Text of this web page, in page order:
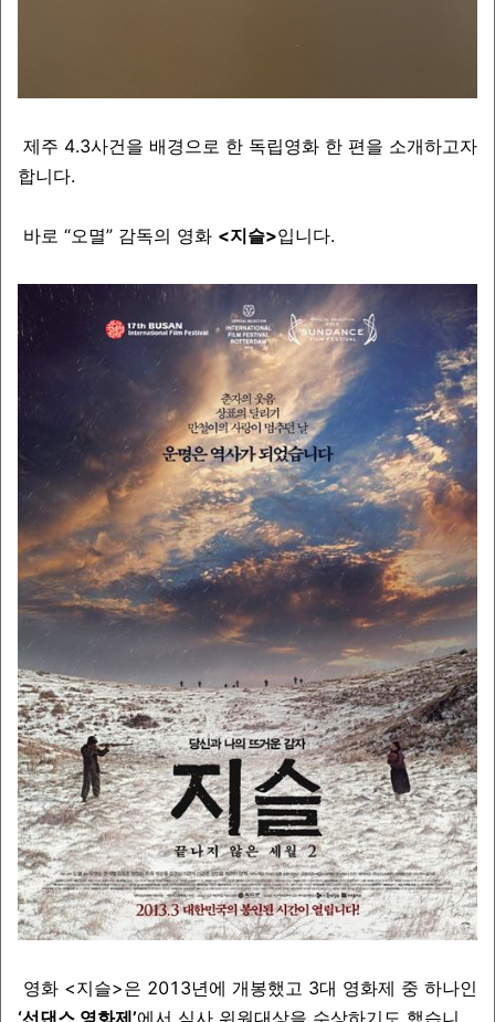
제주 4.3사건을 배경으로 한 독립영화 한 편을 소개하고자
합니다.
바로 “오멸” 감독의 영화 <지슬>입니다.
영화 <지슬>은 2013년에 개봉했고 3대 영화제 중 하나인
‘선댄스 영화제’에서 심사 위원대상을 수상하기도 했습니